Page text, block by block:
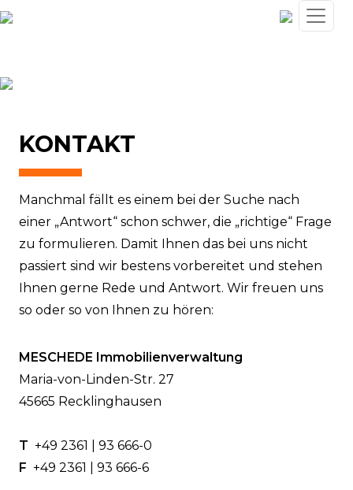
KONTAKT
Manchmal fällt es einem bei der Suche nach
einer „Antwort“ schon schwer, die „richtige“ Frage
zu formulieren. Damit Ihnen das bei uns nicht
passiert sind wir bestens vorbereitet und stehen
Ihnen gerne Rede und Antwort. Wir freuen uns
so oder so von Ihnen zu hören:
MESCHEDE Immobilienverwaltung
Maria-von-Linden-Str. 27
45665 Recklinghausen
T +49 2361 | 93 666-0
F +49 2361 | 93 666-6